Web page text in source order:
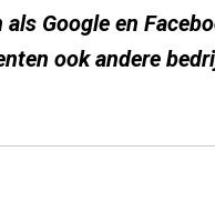
Google en
ook andere